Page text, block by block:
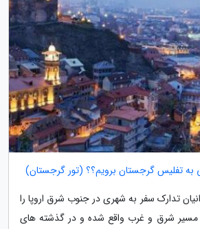
تفلیس گرجستان برویم؟؟ (تور گرجستان)
تدارک سفر به شهری در جنوب شرق اروپا را
مسیر شرق و غرب واقع شده و در گذشته های